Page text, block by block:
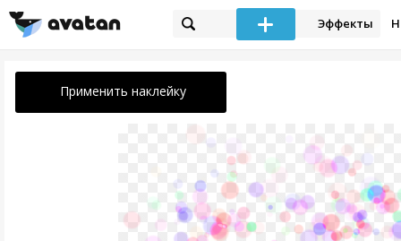
Эффекты
Применить наклейку